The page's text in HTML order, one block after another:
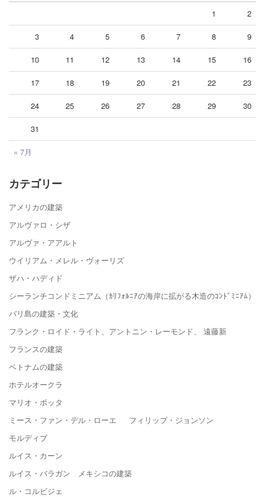
« 7月
1 2
3 4 5 6 7 8 9
10 11 12 13 14 15 16
17 18 19 20 21 22 23
24 25 26 27 28 29 30
31
カテゴリー
アメリカの建築
アルヴァロ・シザ
アルヴァ・アアルト
ウイリアム・メレル・ヴォーリズ
ザハ・ハディド
シーランチコンドミニアム（ｶﾘﾌｫﾙﾆｱの海岸に拡がる木造のｺﾝﾄﾞﾐﾆｱﾑ）
バリ島の建築・文化
フランク・ロイド・ライト、アントニン・レーモンド、 遠藤新
フランスの建築
ベトナムの建築
ホテルオークラ
マリオ・ボッタ
ミース・ファン・デル・ローエ フィリップ・ジョンソン
モルディブ
ルイス・カーン
ルイス・バラガン メキシコの建築
ル・コルビジェ